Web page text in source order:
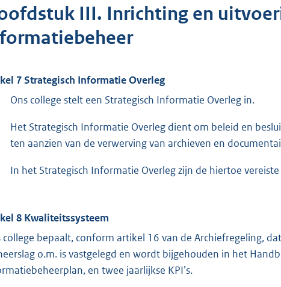
III. Inrichting en
7 Strategisch Informatie Overleg
Ons college stelt een Strategisch Informatie Overleg in.
Het Strategisch Informatie Overleg dient om beleid en
ten aanzien van de verwerving van archieven en
In het Strategisch Informatie Overleg zijn de hiertoe
8 Kwaliteitssysteem
college bepaalt, conform artikel 16 van de Archiefregeling,
o.m. is vastgelegd en wordt bijgehouden in het
en twee jaarlijkse KPI’s.